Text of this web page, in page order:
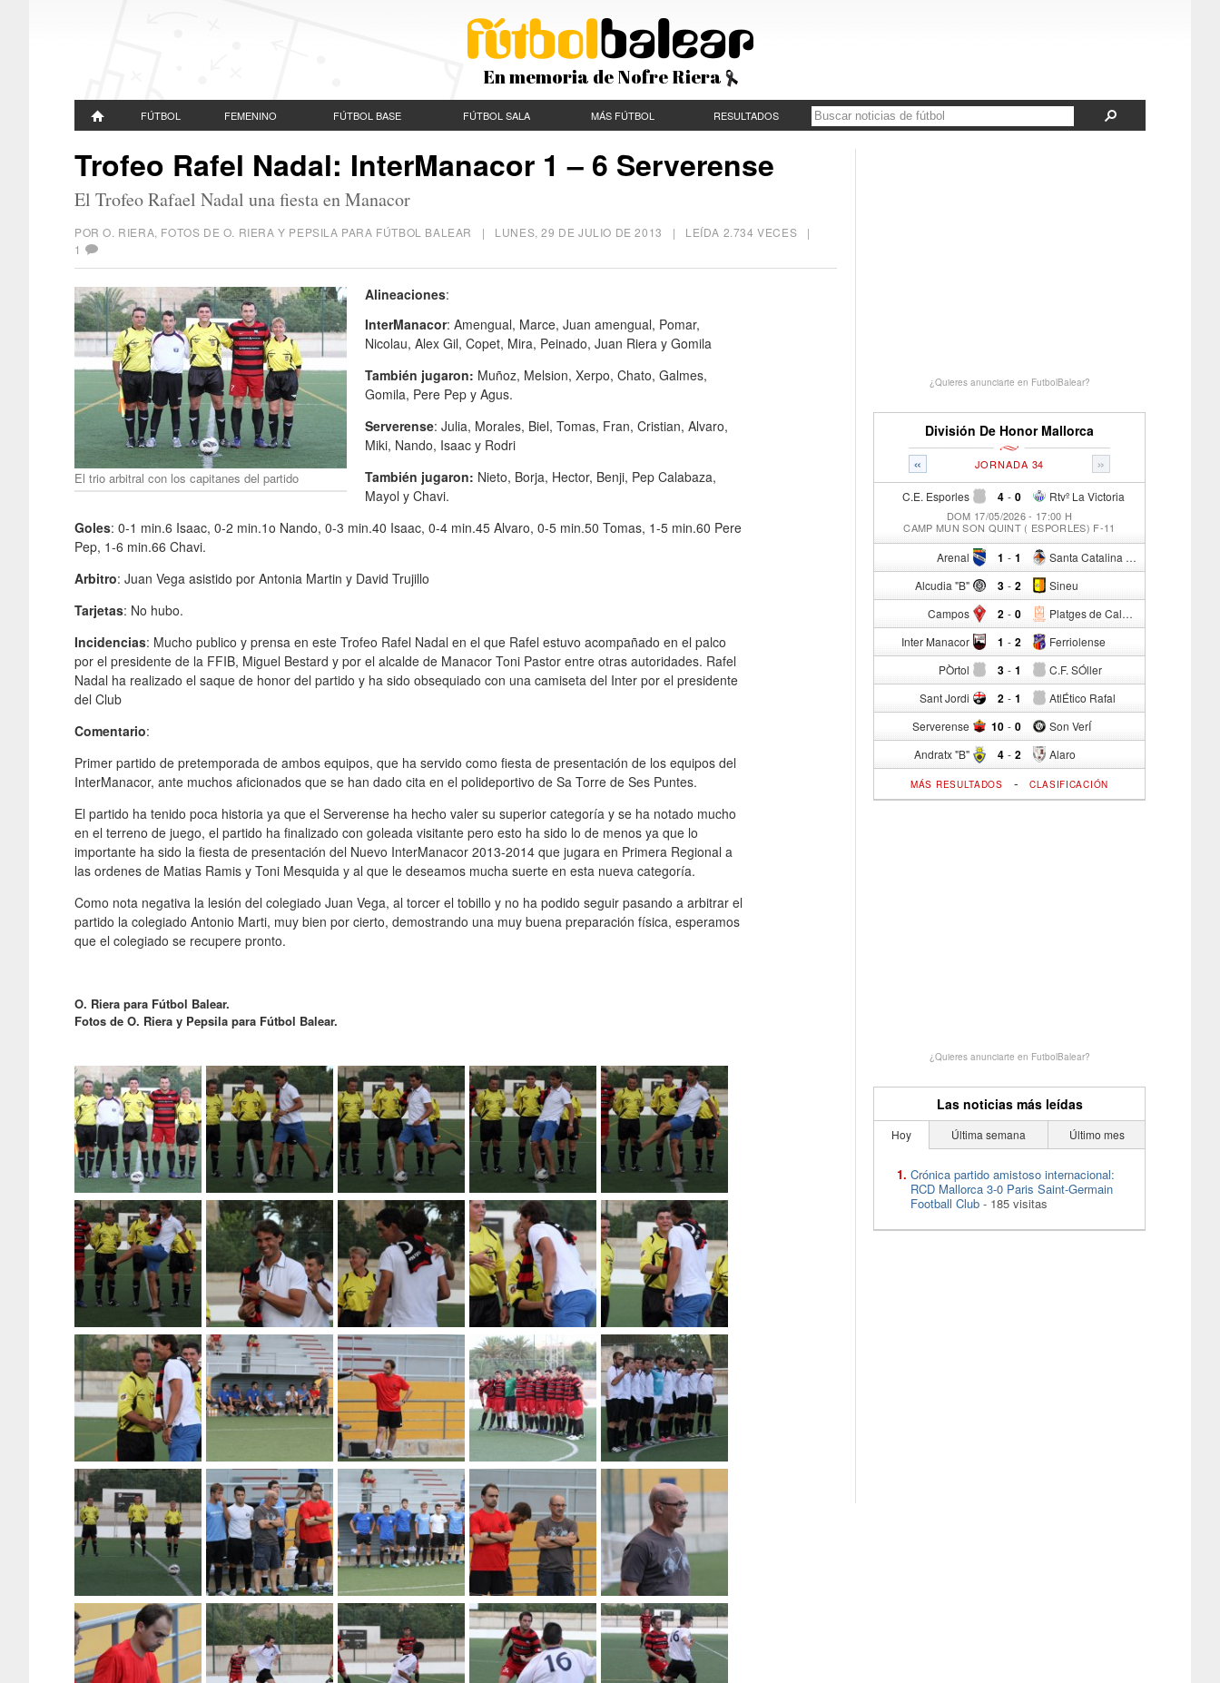
En memoria de Nofre Riera
FÚTBOL FEMENINO FÚTBOL BASE FÚTBOL SALA MÁS FÚTBOL RESULTADOS
Trofeo Rafel Nadal: InterManacor 1 – 6 Serverense
El Trofeo Rafael Nadal una fiesta en Manacor
POR O. RIERA, FOTOS DE O. RIERA Y PEPSILA PARA FÚTBOL BALEAR | LUNES, 29 DE JULIO DE 2013
| LEÍDA 2.734 VECES |
1
El trio arbitral con los capitanes del partido
Alineaciones:
InterManacor: Amengual, Marce, Juan amengual, Pomar,
Nicolau, Alex Gil, Copet, Mira, Peinado, Juan Riera y Gomila
También jugaron: Muñoz, Melsion, Xerpo, Chato, Galmes,
Gomila, Pere Pep y Agus.
Serverense: Julia, Morales, Biel, Tomas, Fran, Cristian, Alvaro,
Miki, Nando, Isaac y Rodri
También jugaron: Nieto, Borja, Hector, Benji, Pep Calabaza,
Mayol y Chavi.
Goles: 0-1 min.6 Isaac, 0-2 min.1o Nando, 0-3 min.40 Isaac, 0-4 min.45 Alvaro, 0-5 min.50 Tomas, 1-5 min.60 Pere
Pep, 1-6 min.66 Chavi.
Arbitro: Juan Vega asistido por Antonia Martin y David Trujillo
Tarjetas: No hubo.
Incidencias: Mucho publico y prensa en este Trofeo Rafel Nadal en el que Rafel estuvo acompañado en el palco
por el presidente de la FFIB, Miguel Bestard y por el alcalde de Manacor Toni Pastor entre otras autoridades. Rafel
Nadal ha realizado el saque de honor del partido y ha sido obsequiado con una camiseta del Inter por el presidente
del Club
Comentario:
Primer partido de pretemporada de ambos equipos, que ha servido como fiesta de presentación de los equipos del
InterManacor, ante muchos aficionados que se han dado cita en el polideportivo de Sa Torre de Ses Puntes.
El partido ha tenido poca historia ya que el Serverense ha hecho valer su superior categoría y se ha notado mucho
en el terreno de juego, el partido ha finalizado con goleada visitante pero esto ha sido lo de menos ya que lo
importante ha sido la fiesta de presentación del Nuevo InterManacor 2013-2014 que jugara en Primera Regional a
las ordenes de Matias Ramis y Toni Mesquida y al que le deseamos mucha suerte en esta nueva categoría.
Como nota negativa la lesión del colegiado Juan Vega, al torcer el tobillo y no ha podido seguir pasando a arbitrar el
partido la colegiado Antonio Marti, muy bien por cierto, demostrando una muy buena preparación física, esperamos
que el colegiado se recupere pronto.
O. Riera para Fútbol Balear.
Fotos de O. Riera y Pepsila para Fútbol Balear.
¿Quieres anunciarte en FutbolBalear?
División De Honor Mallorca
« »
JORNADA 34
C.E. Esporles 4 - Rtvº La Victoria
0
DOM 17/05/2026 - 17:00 H
CAMP MUN SON QUINT ( ESPORLES) F-11
Arenal 1 - Santa Catalina Atº
1
Alcudia "B" 3 - Sineu
2
Campos 2 - Platges de Calvia "B"
0
Inter Manacor 1 - Ferriolense
2
PÒrtol 3 - C.F. SÓller
1
Sant Jordi 2 - AtlÉtico Rafal
1
Serverense 10 - Son VerÍ
0
Andratx "B" 4 - Alaro
2
MÁS RESULTADOS - CLASIFICACIÓN
¿Quieres anunciarte en FutbolBalear?
Las noticias más leídas
Hoy Última semana Último mes
Crónica partido amistoso internacional:
RCD Mallorca 3-0 Paris Saint-Germain
Football Club - 185 visitas